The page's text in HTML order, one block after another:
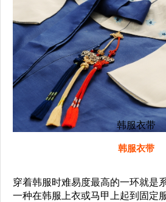
韩服衣带
韩服衣带
穿着韩服时难易度最高的一环就是
一种在韩服上衣或马甲上起到固定